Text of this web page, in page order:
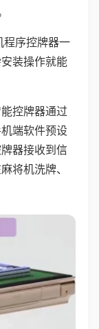
程序控牌器一
装操作就能
控牌器通过
端软件预设
器接收到信
将机洗牌、